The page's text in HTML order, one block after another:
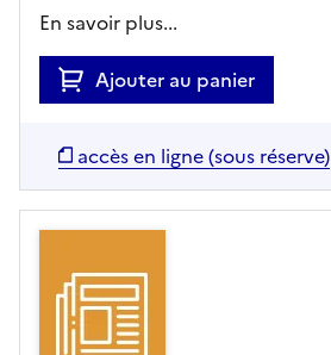
En savoir plus...
Ajouter au panier
accès en ligne (sous réserve)